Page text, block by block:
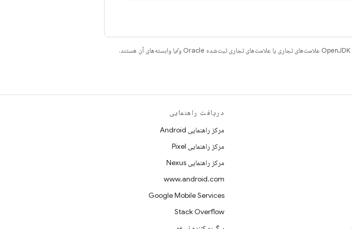
دریافت راهنمایی
مرکز راهنمایی Android
مرکز راهنمایی Pixel
مرکز راهنمایی Nexus
www.android.com
Google Mobile Services
Stack Overflow